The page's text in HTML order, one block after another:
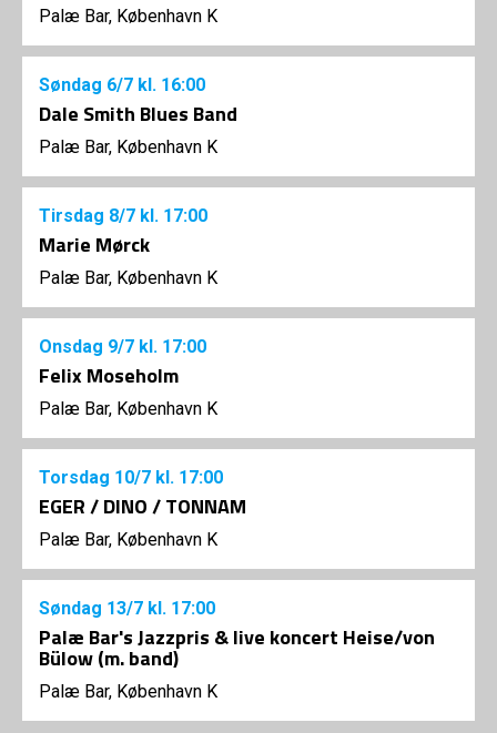
Palæ Bar, København K
Søndag 6/7 kl. 16:00
Dale Smith Blues Band
Palæ Bar, København K
Tirsdag 8/7 kl. 17:00
Marie Mørck
Palæ Bar, København K
Onsdag 9/7 kl. 17:00
Felix Moseholm
Palæ Bar, København K
Torsdag 10/7 kl. 17:00
EGER / DINO / TONNAM
Palæ Bar, København K
Søndag 13/7 kl. 17:00
Palæ Bar's Jazzpris & live koncert Heise/von
Bülow (m. band)
Palæ Bar, København K